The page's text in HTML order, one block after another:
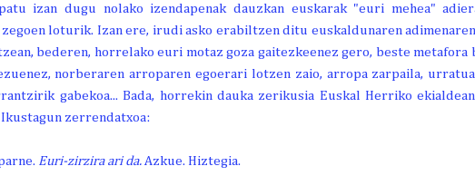
izan dugu nolako izendapenak dauzkan euskarak "euri mehea"
loturik. Izan ere, irudi asko erabiltzen ditu euskaldunaren
bederen, horrelako euri motaz goza gaitezkeenez gero, beste metafora
norberaren arroparen egoerari lotzen zaio, arropa zarpaila,
gabekoa... Bada, horrekin dauka zerikusia Euskal Herriko
zerrendatxoa:
Euri-zirzira ari da. Azkue. Hiztegia.